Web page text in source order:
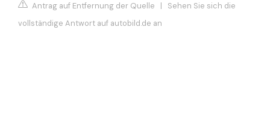
Antrag auf Entfernung der Quelle | Sehen Sie sich die
vollständige Antwort auf autobild.de an